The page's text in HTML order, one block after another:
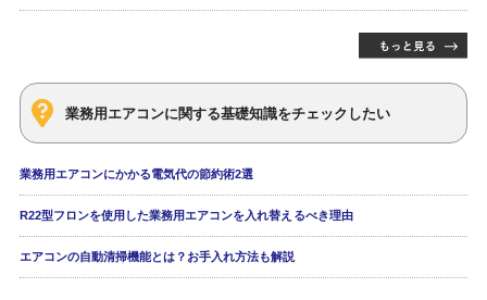
業務用エアコンに関する基礎知識をチェックしたい
業務用エアコンにかかる電気代の節約術2選
R22型フロンを使用した業務用エアコンを入れ替えるべき理由
エアコンの自動清掃機能とは？お手入れ方法も解説